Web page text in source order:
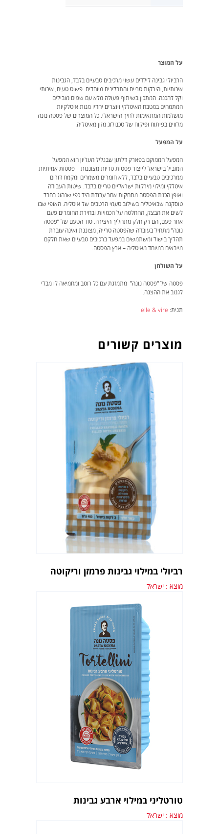
על המוצר
הרביולי גבינה לילדים עשוי מרכיבים טבעיים בלבד, הגבינות
איכותיות, הירקות טריים והתבלינים מיוחדים. פשוט טעים, איכותי
וקל להכנה. המתכון בשיתוף פעולה מלא עם שפים מובילים
המתמחים במטבח האיטלקי ויוצרים יחדיו מנות איטלקיות
מושלמות המתאימות לחיך הישראלי. כל המוצרים של פסטה נונה
מלווים בפיתוח ופיקוח של טכנולוג מזון מאיטליה.
על המפעל
המפעל הממוקם בפארק דלתון שבגליל העליון הוא המפעל
המוביל בישראל לייצור פסטות טריות מצוננות – פסטות אמיתיות
ממרכיבים טבעיים בלבד, ללא חומרים משמרים ומקמח דורום
איטלקי ומילוי מירקות ישראליים טריים בלבד. שיטות העבודה
ואופן הכנת הפסטה מתחקות אחר עבודת היד כפי שנהוג בחבל
טוסקנה שבאיטליה בשילוב טעמי הרטבים של איטליה. האופי שבו
לשים את הבצק, ההחלטה על הכמויות ובחירת החומרים פעם
אחר פעם, הם רק חלק מתהליך היצירה. סוד הטעם של “פסטה
נונה” מתחיל בעובדה שהפסטה טרייה, מצוננת ואינה עוברת
תהליך בישול ומשתמשים במפעל ברכיבים טבעיים שאת חלקם
מייבאים במיוחד מאיטליה – ארץ הפסטה.
על השולחן
פסטה של “פסטה נונה” מתמזגת עם כל רוטב ומחמיאה לו מבלי
לגנוב את ההצגה.
תגית: elle & vire
מוצרים קשורים
רביולי במילוי גבינות פרמזן וריקוטה
מוצא : ישראל
טורטליני במילוי ארבע גבינות
מוצא : ישראל